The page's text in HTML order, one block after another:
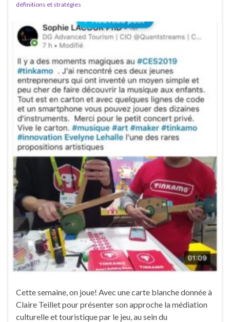
définitions et stratégies
Cette semaine, on joue! Avec une carte blanche donnée à
Claire Teillet pour présenter son approche la médiation
culturelle et touristique par le jeu, au sein du